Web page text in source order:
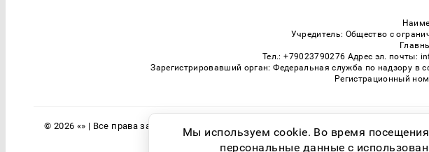
Учредитель: Общество с
Тел.: +79023790276 Адрес эл. почты:
Зарегистрировавший орган: Федеральная служба по надзору
Регистрационный
© 2026 «» | Все права защищеныМы используем cookie. Во время
персональные данные с